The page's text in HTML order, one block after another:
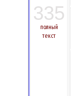
335
полный
текст